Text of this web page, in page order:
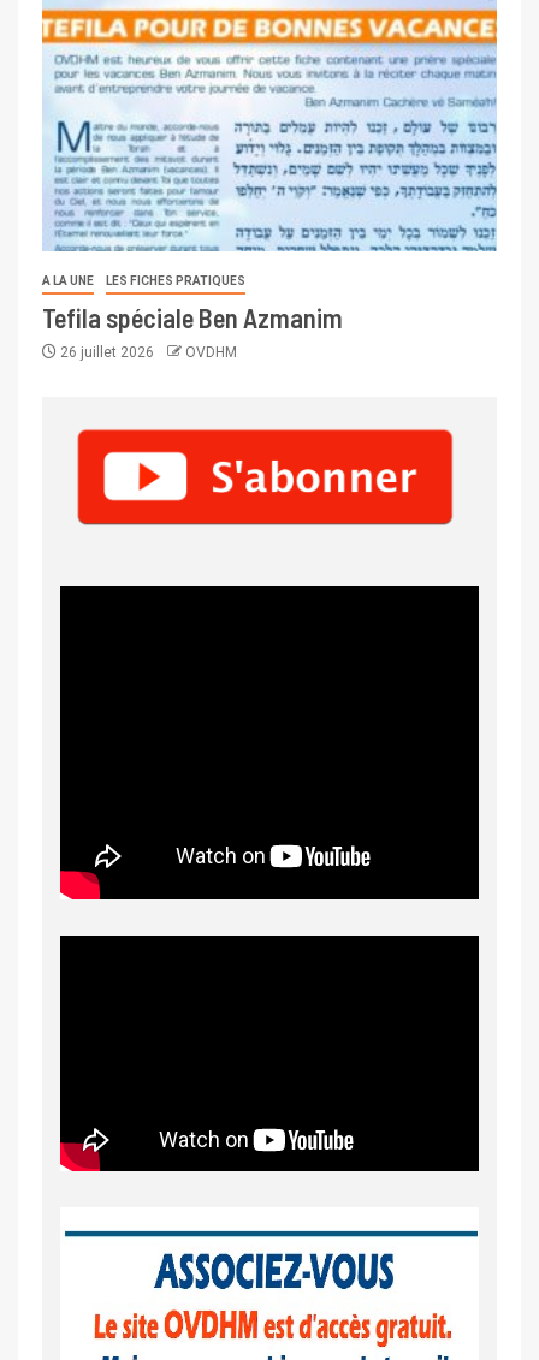
A LA UNE LES FICHES PRATIQUES
Tefila spéciale Ben Azmanim
26 juillet 2026 OVDHM